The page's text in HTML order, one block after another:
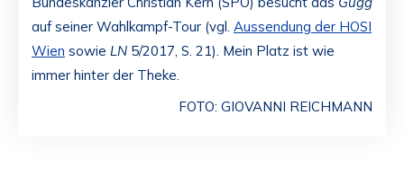
auf seiner Wahlkampf-Tour (vgl. Aussendung der HOSI
Wien sowie LN 5/2017, S. 21). Mein Platz ist wie
immer hinter der Theke.
FOTO: GIOVANNI REICHMANN